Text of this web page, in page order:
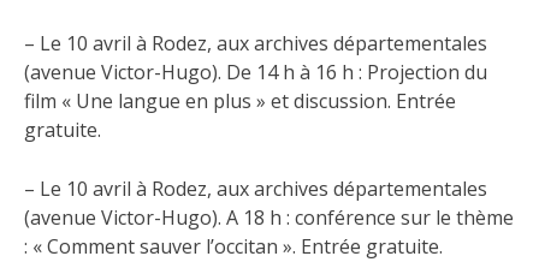
– Le 10 avril à Rodez, aux archives départementales
(avenue Victor-Hugo). De 14 h à 16 h : Projection du
film « Une langue en plus » et discussion. Entrée
gratuite.
– Le 10 avril à Rodez, aux archives départementales
(avenue Victor-Hugo). A 18 h : conférence sur le thème
: « Comment sauver l’occitan ». Entrée gratuite.